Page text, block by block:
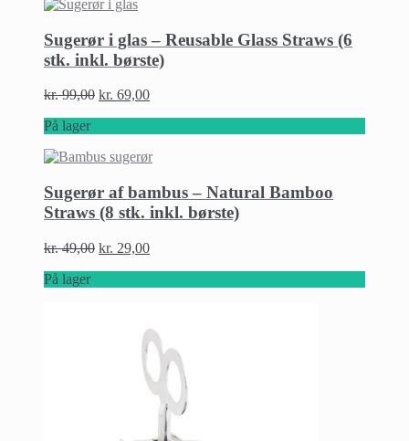
Sugerør i glas – Reusable Glass Straws (6
stk. inkl. børste)
kr.99,00 kr. 69,00
På lager
Sugerør af bambus – Natural Bamboo
Straws (8 stk. inkl. børste)
kr.49,00 kr. 29,00
På lager